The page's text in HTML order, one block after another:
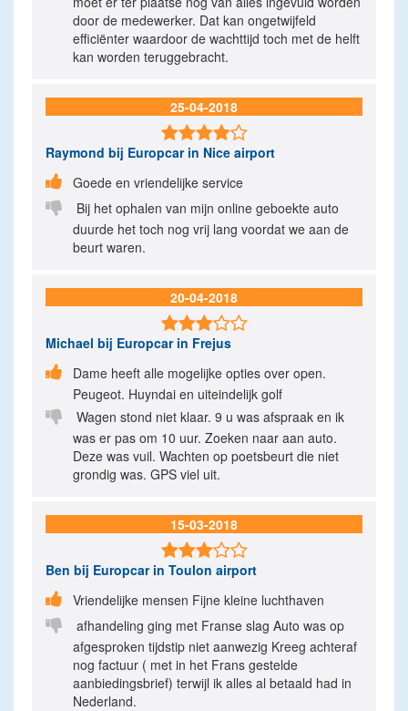
door de medewerker. Dat kan ongetwijfeld
efficiënter waardoor de wachttijd toch met de helft
kan worden teruggebracht.
25-04-2018

Raymond bij Europcar in Nice airport
 Goede en vriendelijke service

Bij het ophalen van mijn online geboekte auto
duurde het toch nog vrij lang voordat we aan de
beurt waren.
20-04-2018

Michael bij Europcar in Frejus

Dame heeft alle mogelijke opties over open.
Peugeot. Huyndai en uiteindelijk golf

Wagen stond niet klaar. 9 u was afspraak en ik
was er pas om 10 uur. Zoeken naar aan auto.
Deze was vuil. Wachten op poetsbeurt die niet
grondig was. GPS viel uit.
15-03-2018

Ben bij Europcar in Toulon airport
 Vriendelijke mensen Fijne kleine luchthaven

afhandeling ging met Franse slag Auto was op
afgesproken tijdstip niet aanwezig Kreeg achteraf
nog factuur ( met in het Frans gestelde
aanbiedingsbrief) terwijl ik alles al betaald had in
Nederland.